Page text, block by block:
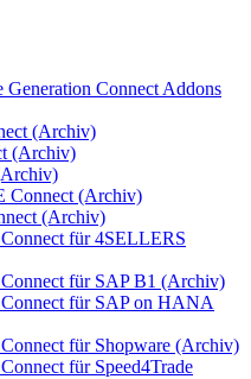
Generation Connect Addons
(Archiv)
(Archiv)
Connect (Archiv)
(Archiv)
für 4SELLERS
für SAP B1 (Archiv)
für SAP on HANA
für Shopware (Archiv)
für Speed4Trade